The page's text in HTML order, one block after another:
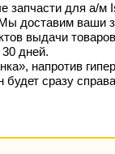
запчасти для а/
доставим ваши
выдачи
дней.
напротив
сразу